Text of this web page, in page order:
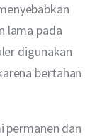
lama pada
digunakan
bertahan
permanen dan